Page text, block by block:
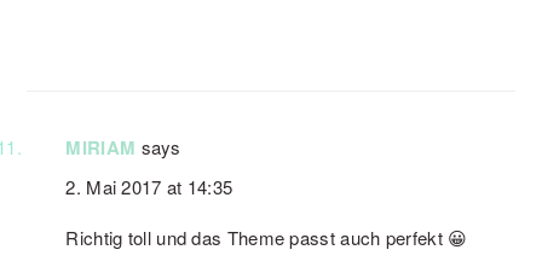
MIRIAM says
2. Mai 2017 at 14:35
Richtig toll und das Theme passt auch perfekt 😀